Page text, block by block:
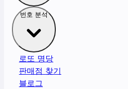
번호 분석
로또 명당
판매점 찾기
블로그